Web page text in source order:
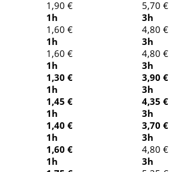
1,90 €
5,70 €
1h
1,60 €
3h
4,80 €
1h
1,60 €
3h
4,80 €
1h
1,30 €
3h
3,90 €
1h
1,45 €
3h
4,35 €
1h
1,40 €
3h
3,70 €
1h
1,60 €
3h
4,80 €
1h
3h